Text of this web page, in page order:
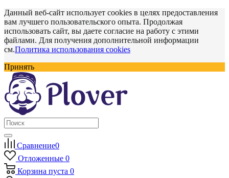
Данный веб-сайт использует cookies в целях предоставления
вам лучшего пользовательского опыта. Продолжая
использовать сайт, вы даете согласие на работу с этими
файлами. Для получения дополнительной информации
см.Политика использования cookies
Принять
Сравнение0
Отложенные 0
Корзина пуста 0